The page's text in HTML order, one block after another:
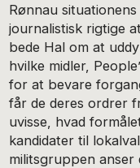
Rønnau
journalistisk rigtige
bede Hal om at
hvilke midler,
for at bevare
får de deres ordrer
uvisse, hvad
kandidater til
militsgruppen anser